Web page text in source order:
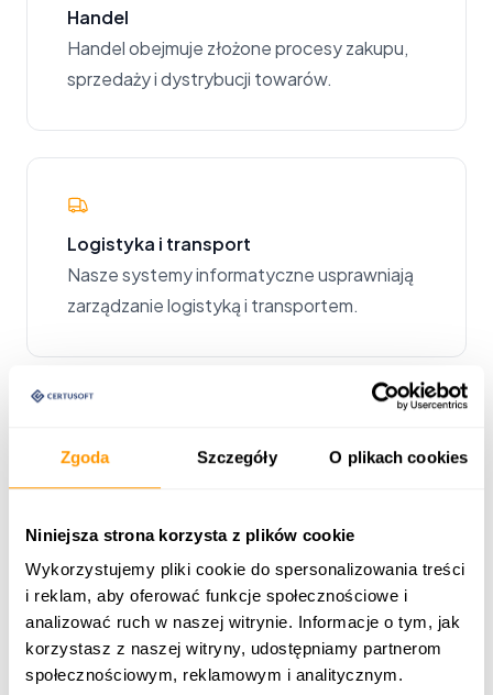
Zgoda Szczegóły O plikach cookies
Niniejsza strona korzysta z plików cookie
Wykorzystujemy pliki cookie do spersonalizowania treści
i reklam, aby oferować funkcje społecznościowe i
analizować ruch w naszej witrynie. Informacje o tym, jak
korzystasz z naszej witryny, udostępniamy partnerom
społecznościowym, reklamowym i analitycznym.
Handel
Handel obejmuje złożone procesy zakupu,
sprzedaży i dystrybucji towarów.
Logistyka i transport
Nasze systemy informatyczne usprawniają
zarządzanie logistyką i transportem.
Programy lojalnościowe
lojalnościowe dla swoich klientów.